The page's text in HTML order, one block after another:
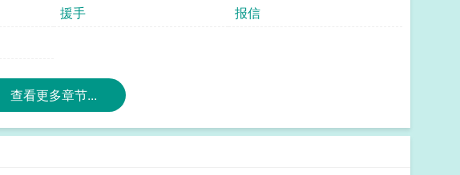
援手
报信
查看更多章节...